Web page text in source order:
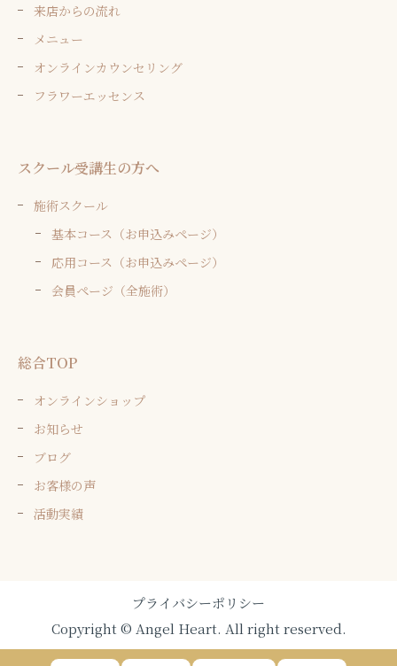
来店からの流れ
メニュー
オンラインカウンセリング
フラワーエッセンス
スクール受講生の方へ
施術スクール
基本コース（お申込みページ）
応用コース（お申込みページ）
会員ページ（全施術）
総合TOP
オンラインショップ
お知らせ
ブログ
お客様の声
活動実績
プライバシーポリシー
Copyright © Angel Heart. All right reserved.